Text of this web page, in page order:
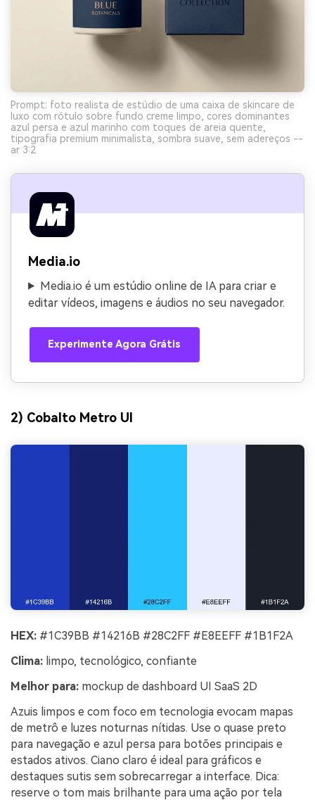
Prompt: foto realista de estúdio de uma caixa de skincare de
luxo com rótulo sobre fundo creme limpo, cores dominantes
azul persa e azul marinho com toques de areia quente,
tipografia premium minimalista, sombra suave, sem adereços --
ar 3:2
Media.io
Media.io é um estúdio online de IA para criar e
editar vídeos, imagens e áudios no seu navegador.
Experimente Agora Grátis
2) Cobalto Metro UI
HEX: #1C39BB #14216B #28C2FF #E8EEFF #1B1F2A
Clima: limpo, tecnológico, confiante
Melhor para: mockup de dashboard UI SaaS 2D
Azuis limpos e com foco em tecnologia evocam mapas
de metrô e luzes noturnas nítidas. Use o quase preto
para navegação e azul persa para botões principais e
estados ativos. Ciano claro é ideal para gráficos e
destaques sutis sem sobrecarregar a interface. Dica:
reserve o tom mais brilhante para uma ação por tela